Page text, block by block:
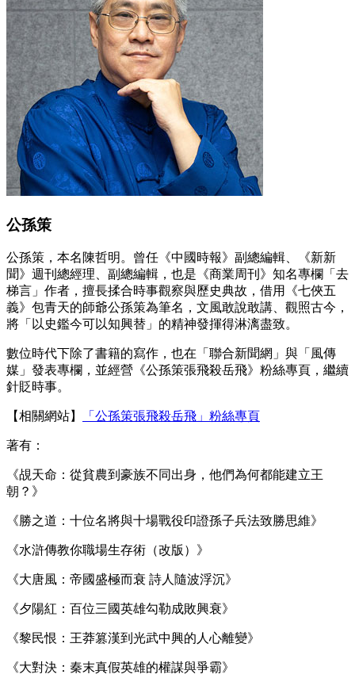
公孫策
公孫策，本名陳哲明。曾任《中國時報》副總編輯、《新新
聞》週刊總經理、副總編輯，也是《商業周刊》知名專欄「去
梯言」作者，擅長揉合時事觀察與歷史典故，借用《七俠五
義》包青天的師爺公孫策為筆名，文風敢說敢講、觀照古今，
將「以史鑑今可以知興替」的精神發揮得淋漓盡致。
數位時代下除了書籍的寫作，也在「聯合新聞網」與「風傳
媒」發表專欄，並經營《公孫策張飛殺岳飛》粉絲專頁，繼續
針貶時事。
【相關網站】 「公孫策張飛殺岳飛」粉絲專頁
著有：
《覘天命：從貧農到豪族不同出身，他們為何都能建立王
朝？》
《勝之道：十位名將與十場戰役印證孫子兵法致勝思維》
《水滸傳教你職場生存術（改版）》
《大唐風：帝國盛極而衰 詩人隨波浮沉》
《夕陽紅：百位三國英雄勾勒成敗興衰》
《黎民恨：王莽篡漢到光武中興的人心離變》
《大對決：秦末真假英雄的權謀與爭霸》